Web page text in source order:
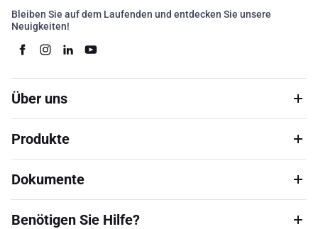
Bleiben Sie auf dem Laufenden und entdecken Sie unsere
Neuigkeiten!
Über uns
Produkte
Dokumente
Benötigen Sie Hilfe?